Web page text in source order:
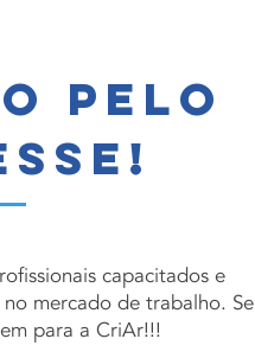
pelo
capacitados e
mercado de trabalho. Se
para a CriAr!!!